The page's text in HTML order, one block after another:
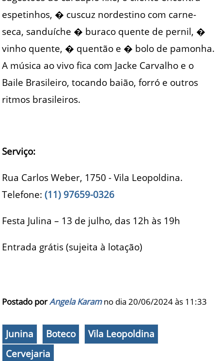
espetinhos, � cuscuz nordestino com carne-
seca, sanduíche � buraco quente de pernil, �
vinho quente, � quentão e � bolo de pamonha.
A música ao vivo fica com Jacke Carvalho e o
Baile Brasileiro, tocando baião, forró e outros
ritmos brasileiros.
Serviço:
Rua Carlos Weber, 1750 - Vila Leopoldina.
Telefone:(11) 97659-0326
Festa Julina – 13 de julho, das 12h às 19h
Entrada grátis (sujeita à lotação)
Postado porAngela Karamno dia 20/06/2024 às 11:33
Junina Boteco
Vila Leopoldina
Cervejaria